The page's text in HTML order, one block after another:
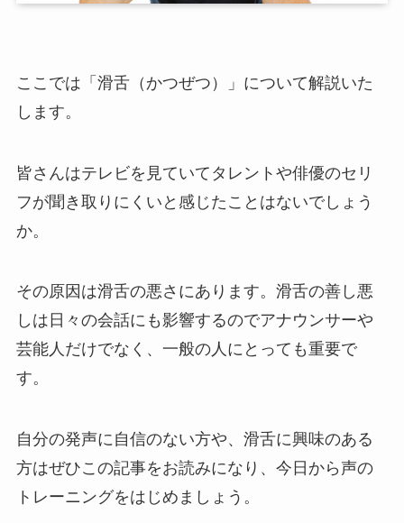
ここでは「滑舌（かつぜつ）」について解説いた
します。
皆さんはテレビを見ていてタレントや俳優のセリ
フが聞き取りにくいと感じたことはないでしょう
か。
その原因は滑舌の悪さにあります。滑舌の善し悪
しは日々の会話にも影響するのでアナウンサーや
芸能人だけでなく、一般の人にとっても重要で
す。
自分の発声に自信のない方や、滑舌に興味のある
方はぜひこの記事をお読みになり、今日から声の
トレーニングをはじめましょう。